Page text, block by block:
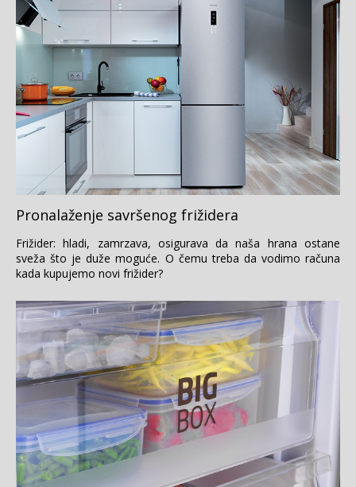
Pronalaženje savršenog frižidera
Frižider: hladi, zamrzava, osigurava da naša hrana ostane
sveža što je duže moguće. O čemu treba da vodimo računa
kada kupujemo novi frižider?